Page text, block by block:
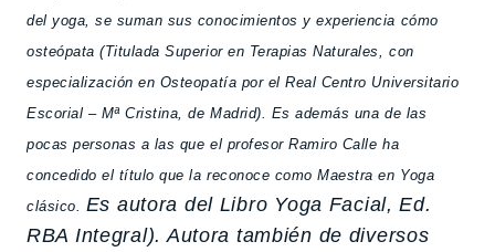
del yoga, se suman sus conocimientos y experiencia cómo
osteópata (Titulada Superior en Terapias Naturales, con
especialización en Osteopatía por el Real Centro Universitario
Escorial – Mª Cristina, de Madrid). Es además una de las
pocas personas a las que el profesorRamiro Calle ha
concedido el título que la reconoce como Maestra en Yoga
clásico. Es autora del Libro Yoga Facial, Ed.
RBA Integral). Autora también de diversos